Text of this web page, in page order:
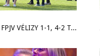
AFP ARGENTEUIL – FPJV VÉLIZY 1-1, 4-2 T.A.B.